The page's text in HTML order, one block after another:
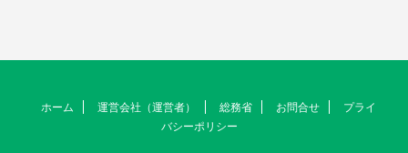
ホーム 運営会社（運営者） 総務省 お問合せ
プライ
バシーポリシー